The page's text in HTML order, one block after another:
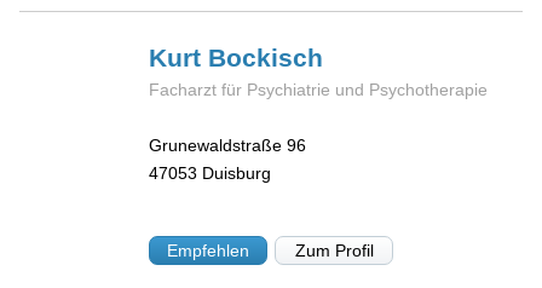
Kurt Bockisch
Facharzt für Psychiatrie und Psychotherapie
Grunewaldstraße 96
47053 Duisburg
Empfehlen Zum Profil